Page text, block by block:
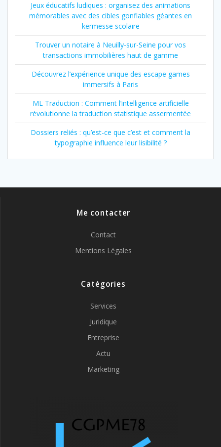
Jeux éducatifs ludiques : organisez des animations
mémorables avec des cibles gonflables géantes en
kermesse scolaire
Trouver un notaire à Neuilly-sur-Seine pour vos
transactions immobilières haut de gamme
Découvrez l’expérience unique des escape games
immersifs à Paris
ML Traduction : Comment l’intelligence artificielle
révolutionne la traduction statistique assermentée
Dossiers reliés : qu’est-ce que c’est et comment la
typographie influence leur lisibilité ?
Me contacter
Contact
Mentions Légales
Catégories
Services
Juridique
Entreprise
Actu
Marketing